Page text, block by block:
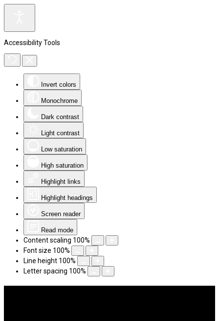
Accessibility Tools
Invert colors
Monochrome
Dark contrast
Light contrast
Low saturation
High saturation
Highlight links
Highlight headings
Screen reader
Read mode
Content scaling 100%
Font size 100%
Line height 100%
Letter spacing 100%